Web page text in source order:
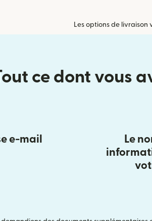
Les options de
ce dont vous
e-mail
Le